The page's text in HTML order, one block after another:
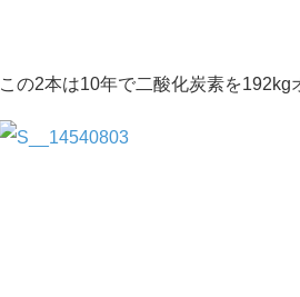
この2本は10年で二酸化炭素を192kg